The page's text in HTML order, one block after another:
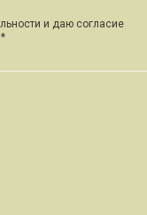
и даю согласие